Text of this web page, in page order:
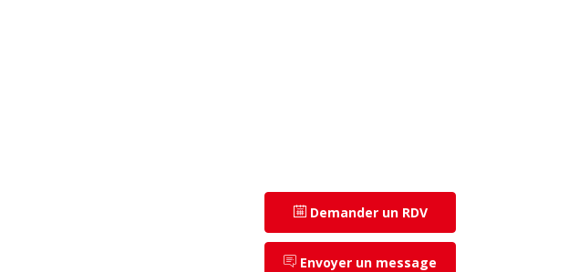
Demander un RDV
Envoyer un message